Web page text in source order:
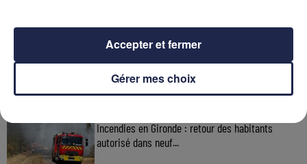
31 juillet 2026
favorable
Incendies en Gironde : retour des habitants
autorisé dans neuf...
Gérer mes choix
Accepter et fermer